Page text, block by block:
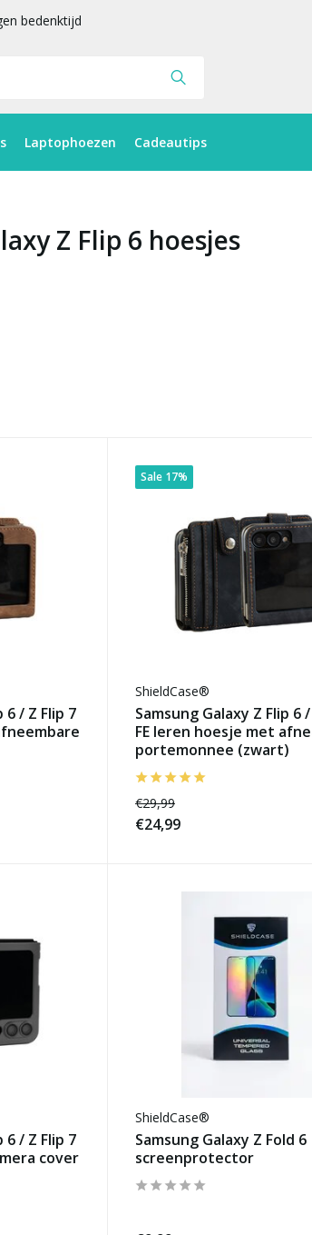
bedenktijd
Laptophoezen Cadeautips
Z Flip 6 hoesjes
6 / Z Flip 7
Sale 17%
ShieldCase®
Samsung Galaxy Z Flip 6
FE leren hoesje met
portemonnee (zwart)
€29,99
€24,99
6 / Z Flip 7
cover
ShieldCase®
Samsung Galaxy Z Fold 6
screenprotector